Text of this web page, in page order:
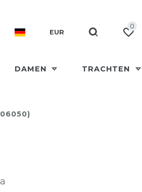
EUR
0
DAMEN TRACHTEN